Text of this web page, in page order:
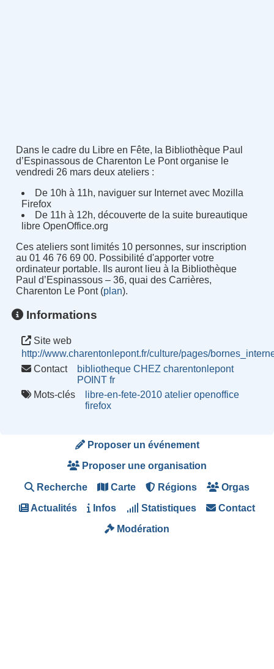
Dans le cadre du Libre en Fête, la Bibliothèque Paul
d’Espinassous de Charenton Le Pont organise le
vendredi 26 mars deux ateliers :
De 10h à 11h, naviguer sur Internet avec Mozilla
Firefox
De 11h à 12h, découverte de la suite bureautique
libre OpenOffice.org
Ces ateliers sont limités 10 personnes, sur inscription
au 01 46 76 69 00. Possibilité d'apporter votre
ordinateur portable. Ils auront lieu à la Bibliothèque
Paul d’Espinassous – 36, quai des Carrières,
Charenton Le Pont (plan).
Informations
Site web
http://www.charentonlepont.fr/culture/pages/
Contact
bibliotheque CHEZ charentonlepont
POINT fr
Mots-clés
libre-en-fete-2010 atelier openoffice
firefox
Proposer un événement
Proposer une organisation
Recherche Carte Régions Orgas
Actualités Infos Statistiques Contact
Modération